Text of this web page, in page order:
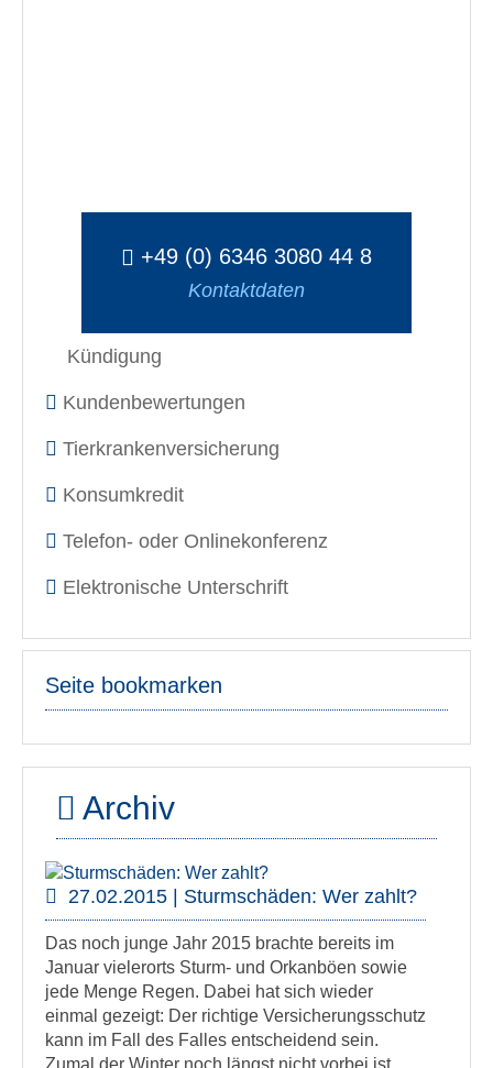
+49 (0) 6346 3080 44 8
Kontaktdaten
Kündigung
Kundenbewertungen
Tierkrankenversicherung
Konsumkredit
Telefon- oder Onlinekonferenz
Elektronische Unterschrift
Seite bookmarken
Archiv
27.02.2015 | Sturmschäden: Wer zahlt?
Das noch junge Jahr 2015 brachte bereits im
Januar vielerorts Sturm- und Orkanböen sowie
jede Menge Regen. Dabei hat sich wieder
einmal gezeigt: Der richtige Versicherungsschutz
kann im Fall des Falles entscheidend sein.
Zumal der Winter noch längst nicht vorbei ist.